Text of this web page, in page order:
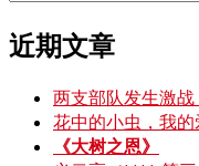
近期文章
两支部队发生激
花中的小虫，我的
《大树之恩》